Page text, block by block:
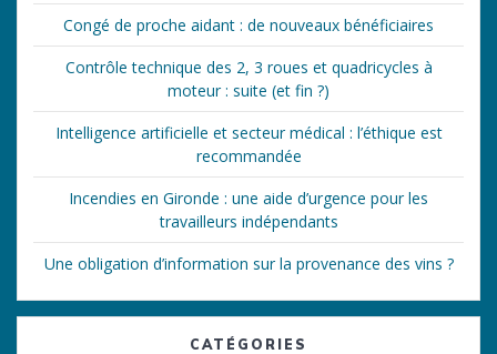
Congé de proche aidant : de nouveaux bénéficiaires
Contrôle technique des 2, 3 roues et quadricycles à
moteur : suite (et fin ?)
Intelligence artificielle et secteur médical : l’éthique est
recommandée
Incendies en Gironde : une aide d’urgence pour les
travailleurs indépendants
Une obligation d’information sur la provenance des vins ?
CATÉGORIES